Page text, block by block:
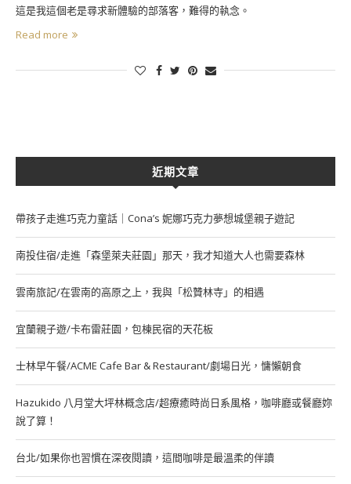
這是我這個老是尋求新體驗的部落客，難得的執念。
Read more
近期文章
帶孩子走進巧克力童話｜Cona’s 妮娜巧克力夢想城堡親子遊記
南投住宿/走進「森堡萊夫莊園」那天，我才知道大人也需要森林
雲南旅記/在雲南的高原之上，我與「松贊林寺」的相遇
宜蘭親子遊/卡布雷莊園，包棟民宿的天花板
士林早午餐/ACME Cafe Bar & Restaurant/劇場日光，慵懶朝食
Hazukido 八月堂大坪林概念店/超療癒時尚日系風格，咖啡廳或餐廳妳
說了算！
台北/如果你也習慣在深夜閱讀，這間咖啡是最溫柔的伴讀